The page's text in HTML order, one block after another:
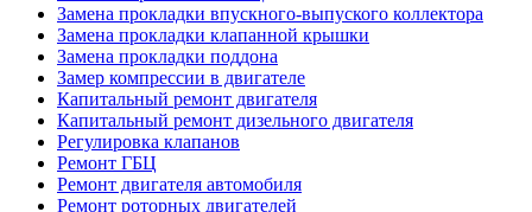
Замена прокладки впускного-выпуского коллектора
Замена прокладки клапанной крышки
Замена прокладки поддона
Замер компрессии в двигателе
Капитальный ремонт двигателя
Капитальный ремонт дизельного двигателя
Регулировка клапанов
Ремонт ГБЦ
Ремонт двигателя автомобиля
Ремонт роторных двигателей